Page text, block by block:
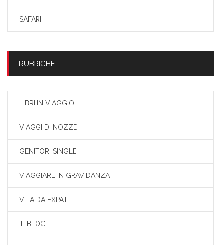
SAFARI
RUBRICHE
LIBRI IN VIAGGIO
VIAGGI DI NOZZE
GENITORI SINGLE
VIAGGIARE IN GRAVIDANZA
VITA DA EXPAT
IL BLOG